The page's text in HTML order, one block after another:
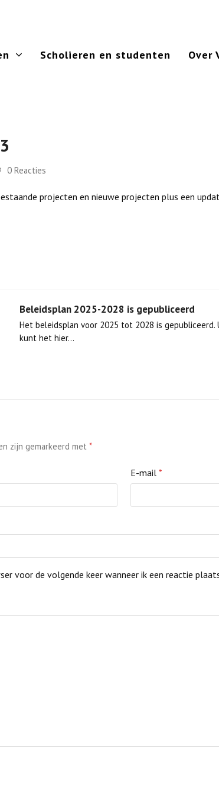
Scholieren en studenten Over
0 Reacties
projecten en nieuwe projecten plus een
Beleidsplan 2025-2028 is gepubliceerd
Het beleidsplan voor 2025 tot 2028 is gepubliceerd.
kunt het hier…
zijn gemarkeerd met *
E-mail *
voor de volgende keer wanneer ik een reactie